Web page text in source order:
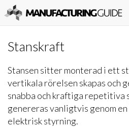
Stanskraft
Stansen sitter monterad i ett
vertikala rörelsen skapas och
snabba och kraftiga repetitiva
genereras vanligtvis genom
elektrisk styrning.